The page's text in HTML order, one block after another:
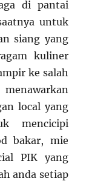
di pantai
untuk
siang yang
kuliner
ke salah
local yang
mencicipi
bakar, mie
PIK yang
anda setiap